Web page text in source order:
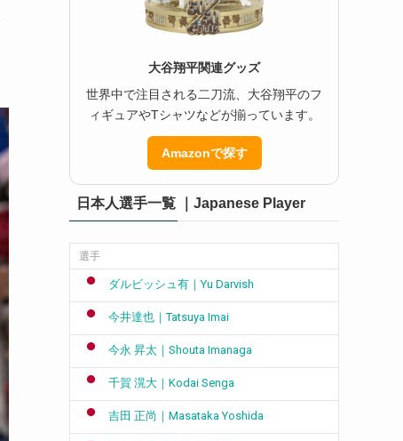
大谷翔平関連グッズ
世界中で注目される二刀流、大谷翔平のフ
ィギュアやTシャツなどが揃っています。
Amazonで探す
日本人選手一覧 ｜Japanese Player
選手
ダルビッシュ有｜Yu Darvish
今井達也｜Tatsuya Imai
今永 昇太｜Shouta Imanaga
千賀 滉大｜Kodai Senga
吉田 正尚｜Masataka Yoshida